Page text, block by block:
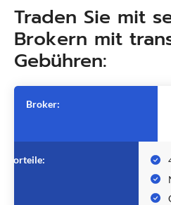
Traden Sie mit
Brokern mit
Gebühren:
Broker:
Vorteile: